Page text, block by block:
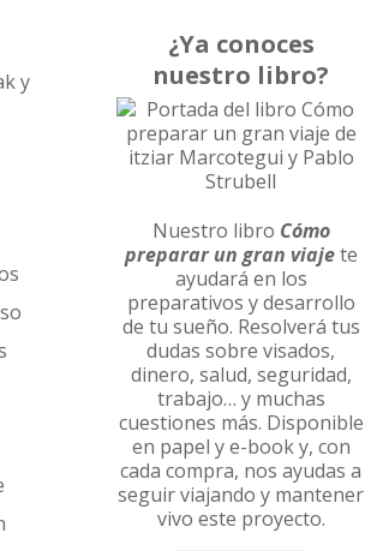
y
¿Ya conoces
nuestro libro?
Nuestro libro Cómo
preparar un gran viajete
ayudará en los
preparativos y desarrollo
de tu sueño. Resolverá tus
dudas sobre visados,
dinero, salud, seguridad,
trabajo… y muchas
cuestiones más. Disponible
en papel y e-book y, con
cada compra, nos ayudas a
seguir viajando y mantener
vivo este proyecto.